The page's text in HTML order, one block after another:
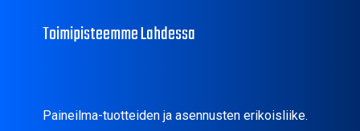
Toimipisteemme Lahdessa
Paineilma-tuotteiden ja asennusten erikoisliike.